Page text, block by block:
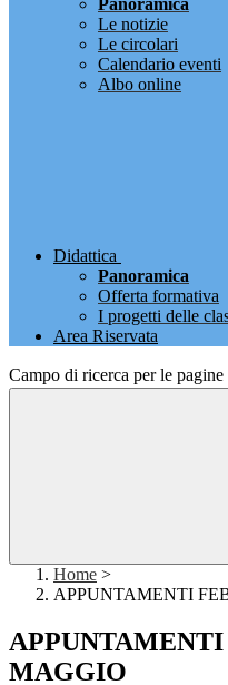
Panoramica
Le notizie
Le circolari
Calendario eventi
Albo online
Didattica
Panoramica
Offerta formativa
I progetti delle
Area Riservata
Campo di ricerca per le pagine
Home >
APPUNTAMENTI
MAGGIO